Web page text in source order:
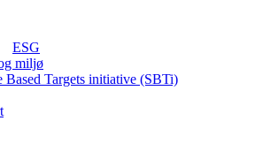
ESG
miljø
Based Targets initiative (SBTi)